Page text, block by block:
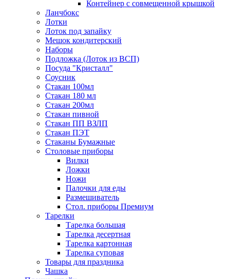
Контейнер с совмещенной крышкой
Ланчбокс
Лотки
Лоток под запайку
Мешок кондитерский
Наборы
Подложка (Лоток из ВСП)
Посуда "Кристалл"
Соусник
Стакан 100мл
Стакан 180 мл
Стакан 200мл
Стакан пивной
Стакан ПП ВЗЛП
Стакан ПЭТ
Стаканы Бумажные
Столовые приборы
Вилки
Ложки
Ножи
Палочки для еды
Размешиватель
Стол. приборы Премиум
Тарелки
Тарелка большая
Тарелка десертная
Тарелка картонная
Тарелка суповая
Товары для праздника
Чашка